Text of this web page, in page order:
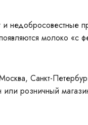
молоко
Санкт-
розничный